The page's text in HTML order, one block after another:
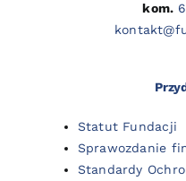
kom.
Statut Fundacji
Sprawozdanie
Standardy